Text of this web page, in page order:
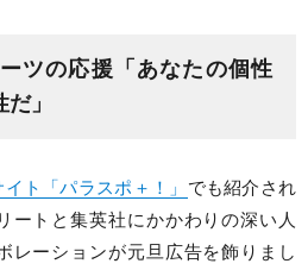
ツの応援「あなたの個性
」
ト「パラスポ＋！」 でも紹介され
ートと集英社にかかわりの深い人
レーションが元旦広告を飾りまし